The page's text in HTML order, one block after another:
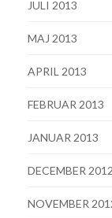
JULI 2013
MAJ 2013
APRIL 2013
FEBRUAR 2013
JANUAR 2013
DECEMBER 2012
NOVEMBER